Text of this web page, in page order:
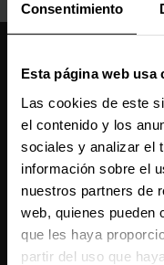
Consentimiento
Esta página web usa
Las cookies de este
el contenido y los
sociales y analizar el
información sobre el
nuestros partners de
web, quienes pueden
que les haya
partir del uso que
De lunes a viernes, de
info@caseking.es
Nuestras comunidades
Manténme
noticias,